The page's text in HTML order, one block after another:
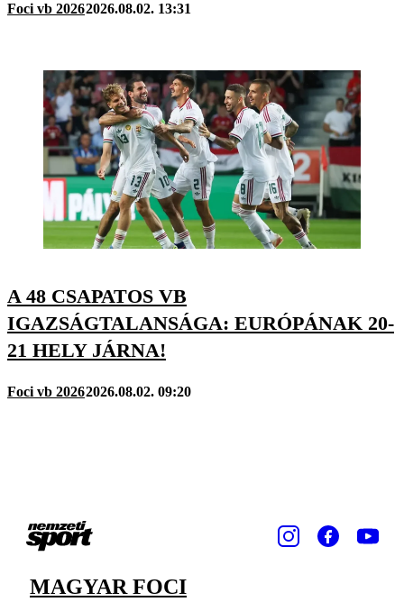
Foci vb 20262026.08.02. 13:31
A 48 CSAPATOS VB
IGAZSÁGTALANSÁGA: EURÓPÁNAK 20-
21 HELY JÁRNA!
Foci vb 20262026.08.02. 09:20
MAGYAR FOCI